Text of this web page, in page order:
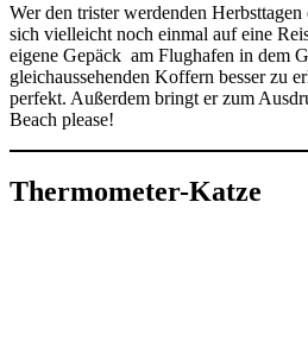
Wer den trister werdenden
sich vielleicht noch einmal auf eine
eigene Gepäck am Flughafen in dem
gleichaussehenden Koffern besser zu
perfekt. Außerdem bringt er zum
Beach please!
Thermometer-Katze